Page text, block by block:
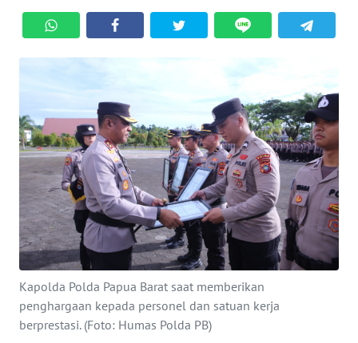
Kapolda Polda Papua Barat saat memberikan
penghargaan kepada personel dan satuan kerja
berprestasi. (Foto: Humas Polda PB)
SERBI
OPINI
INDEKS
BERITA
KONTAK
KAMI
INFO
IKLAN
TENTANG
KAMI